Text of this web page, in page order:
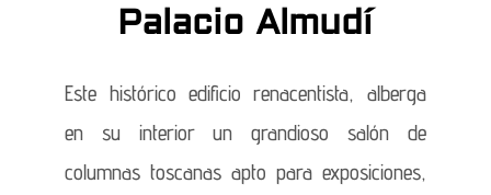
Palacio Almudí
Este histórico edificio renacentista, alberga
en su interior un grandioso salón de
columnas toscanas apto para exposiciones,